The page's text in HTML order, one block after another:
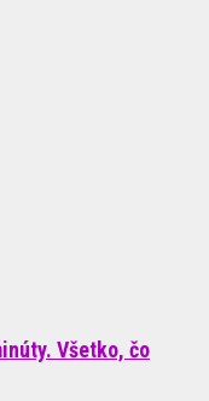
Všetko, čo